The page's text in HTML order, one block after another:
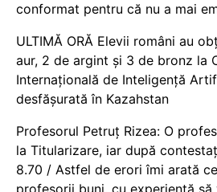
conformat pentru că nu a mai
ULTIMĂ ORĂ Elevii români au
aur, 2 de argint și 3 de bronz la
Internațională de Inteligență
desfășurată în Kazahstan
Profesorul Petruț Rizea: O
la Titularizare, iar după
8.70 / Astfel de erori îmi arată
profesorii buni, cu experiență